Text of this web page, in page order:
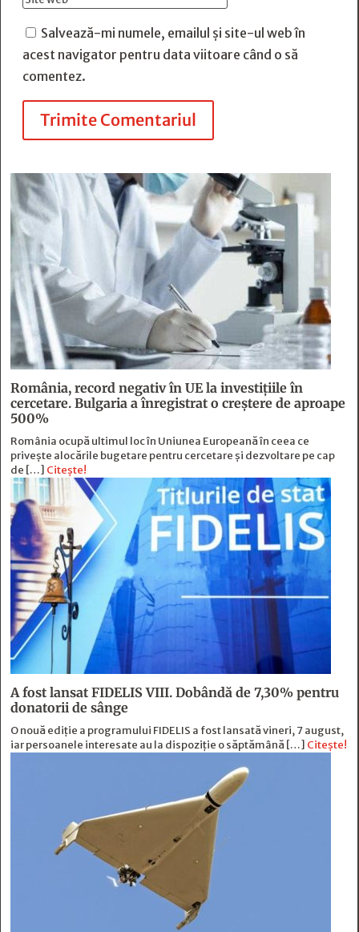
Salvează-mi numele, emailul și site-ul web în
acest navigator pentru data viitoare când o să
comentez.
Trimite Comentariul
România, record negativ în UE la investițiile în
cercetare. Bulgaria a înregistrat o creștere de aproape
500%
România ocupă ultimul loc în Uniunea Europeană în ceea ce
privește alocările bugetare pentru cercetare și dezvoltare pe cap
de […] Citește!
A fost lansat FIDELIS VIII. Dobândă de 7,30% pentru
donatorii de sânge
O nouă ediție a programului FIDELIS a fost lansată vineri, 7 august,
iar persoanele interesate au la dispoziție o săptămână […] Citește!